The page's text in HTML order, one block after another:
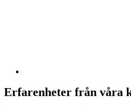
Erfarenheter från våra